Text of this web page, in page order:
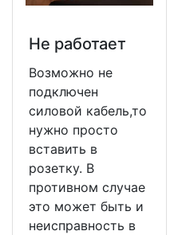
Не работает
Возможно не
подключен
силовой кабель,то
нужно просто
вставить в
розетку. В
противном случае
это может быть и
неисправность в